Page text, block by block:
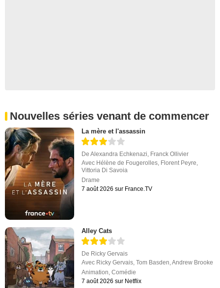
Nouvelles séries venant de commencer
La mère et l'assassin
DeAlexandra Echkenazi, Franck Ollivier
Avec Hélène de Fougerolles, Florent Peyre,
Vittoria Di Savoia
Drame
7 août 2026 sur France.TV
Alley Cats
De Ricky Gervais
Avec Ricky Gervais,Tom Basden,Andrew Brooke
Animation,Comédie
7 août 2026 sur Netflix